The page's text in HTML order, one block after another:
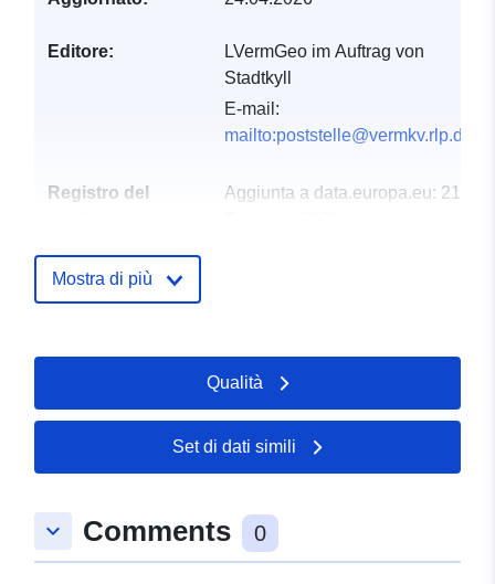
Editore:
LVermGeo im Auftrag von
Stadtkyll
E-mail:
mailto:poststelle@vermkv.rlp.de
Registro del
Aggiunta a data.europa.eu: 21
50.3705 ], [ 6.55846,
50.3705 ], [ 6.55846,
50.2985 ], [ 6.4856, 50.2985
Tipo: Polygon
uriRef:
http://data.europa.eu/88u/dataset/
78ca-07c2-39b4-e2eba3494e84
Mostra di più
Qualità
Set di dati simili
keyboard_arrow_down Comments 0